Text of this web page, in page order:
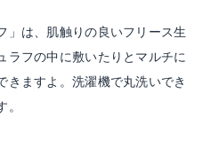
」は、肌触りの良いフリース生
ラフの中に敷いたりとマルチに
きますよ。洗濯機で丸洗いでき